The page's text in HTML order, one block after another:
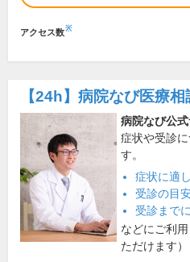
アクセス数※
【24h】 病院なび医療相
病院なび公
症状や受診
す。
症状に適
受診の目
受診まで
などにご利
ただけます）